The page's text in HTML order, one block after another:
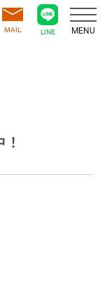
MAIL LINE MENU